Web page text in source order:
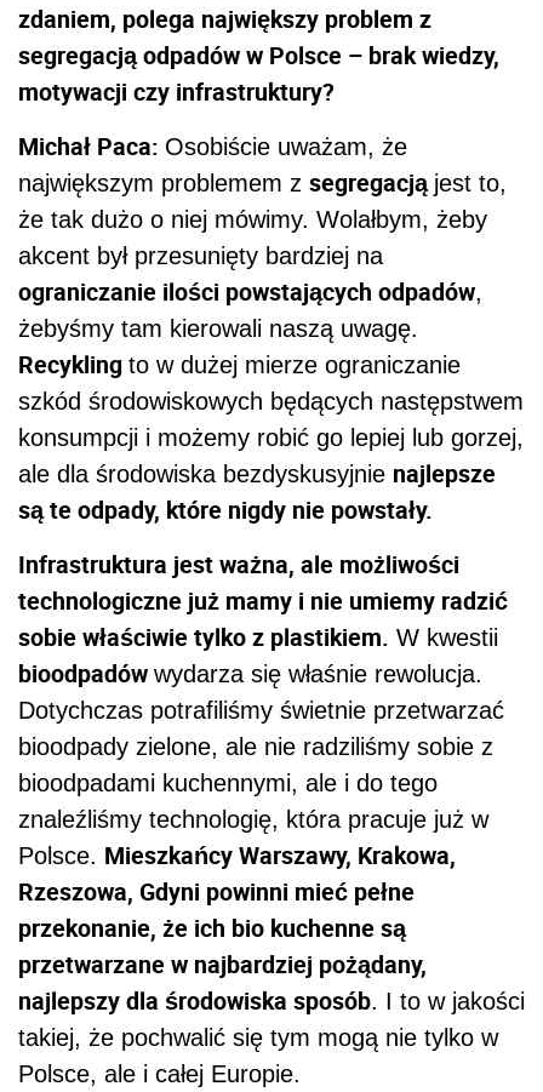
zdaniem, polega największy problem z
segregacją odpadów w Polsce – brak wiedzy,
motywacji czy infrastruktury?
Michał Paca: Osobiście uważam, że
największym problemem z segregacją jest to,
że tak dużo o niej mówimy. Wolałbym, żeby
akcent był przesunięty bardziej na
ograniczanie ilości powstających odpadów,
żebyśmy tam kierowali naszą uwagę.
Recykling to w dużej mierze ograniczanie
szkód środowiskowych będących następstwem
konsumpcji i możemy robić go lepiej lub gorzej,
ale dla środowiska bezdyskusyjnie najlepsze
są te odpady, które nigdy nie powstały.
Infrastruktura jest ważna, ale możliwości
technologiczne już mamy i nie umiemy radzić
sobie właściwie tylko z plastikiem. W kwestii
bioodpadów wydarza się właśnie rewolucja.
Dotychczas potrafiliśmy świetnie przetwarzać
bioodpady zielone, ale nie radziliśmy sobie z
bioodpadami kuchennymi, ale i do tego
znaleźliśmy technologię, która pracuje już w
Polsce. Mieszkańcy Warszawy, Krakowa,
Rzeszowa, Gdyni powinni mieć pełne
przekonanie, że ich bio kuchenne są
przetwarzane w najbardziej pożądany,
najlepszy dla środowiska sposób. I to w jakości
takiej, że pochwalić się tym mogą nie tylko w
Polsce, ale i całej Europie.